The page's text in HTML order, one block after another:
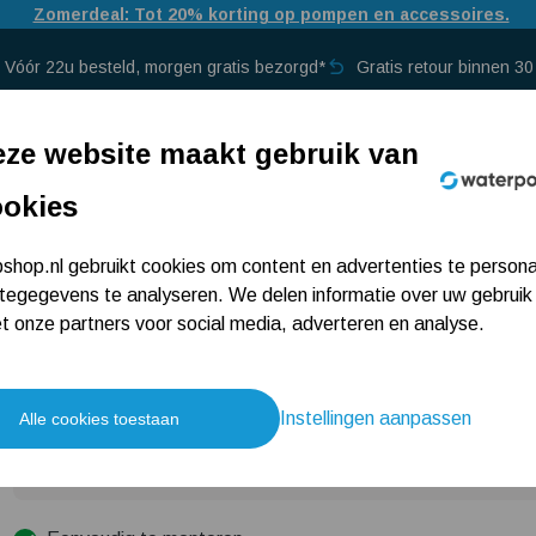
Door drukte bij PostNL kan bezorging iets langer duren dan normaal.
Vóór 22u besteld, morgen gratis bezorgd* Gratis retour binnen
→
Klemkoppeling naar
(binnendraad)
2,50
website maakt gebruik van
gebruikt cookies om content en advertenties te
te analyseren. We delen informatie over uw gebruik
onze partners voor social media, adverteren en analyse.
Alle cookies toestaan Instellingen aanpassen